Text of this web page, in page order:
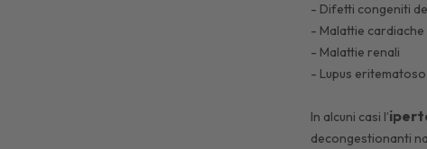
- Difetti congeniti
- Malattie cardiache
- Malattie renali
- Lupus
In alcuni casi l’
decongestionanti